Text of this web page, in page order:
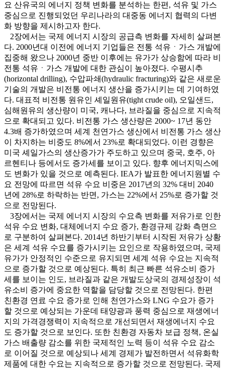
요 산유국의 에너지 정책 변화를 분석하는 한편, 석유 및 가스
중심으로 진행되었던 우리나라의 대중동 에너지 협력의 다변
화 방향을 제시하고자 한다.
2장에서는 국제 에너지 시장의 공급측 변화를 자세히 살펴본
다. 2000년대 이전에 에너지 기업들은 전통 석유ㆍ가스 개발에
집중해 왔으나 2000년 중반 이후에는 유가가 상승함에 따라 비
전통 석유ㆍ가스 개발에 대한 관심이 높아졌다. 수평시추
(horizontal drilling), 수압파쇄(hydraulic fracturing)와 같은 새로운
기술의 개발은 비전통 에너지 생산을 증가시키는 데 기여하였
다. 대표적 비전통 원유인 셰일원유(tight crude oil), 오일샌드,
심해원유의 생산량이 미국, 캐나다, 브라질을 중심으로 지속적
으로 확대되고 있다. 비전통 가스 생산량은 2000~ 17년 동안
4.3배 증가하였으며 세계 천연가스 생산에서 비전통 가스 생산
이 차지하는 비중도 8%에서 23%로 확대되었다. 이런 경향은
미국 셰일가스의 생산증가가 주도하고 있으며 중국, 호주, 아
르헨티나 등에서도 증가세를 보이고 있다. 향후 에너지믹스에
도 변화가 있을 것으로 예측된다. IEA가 발표한 에너지원별 수
요 전망에 따르면 석유 수요 비중은 2017년의 32% 대비 2040
년에 28%로 하락하는 반면, 가스는 22%에서 25%로 증가할 것
으로 전망된다.
3장에서는 국제 에너지 시장의 수요측 변화를 저유가로 인한
석유 수요 변화, 대체에너지 수요 증가, 환경규제 강화 측면으
로 구분하여 살펴본다. 2014년 하반기부터 시작된 저유가 상황
은 세계 석유 수요를 증가시키는 요인으로 작용하였으며, 국제
유가가 안정적인 수준으로 유지되면 세계 석유 수요는 지속적
으로 증가할 것으로 예상된다. 특히 최근 빠른 석유소비 증가
세를 보이는 인도, 브라질과 같은 개발도상국의 경제성장이 석
유소비 증가에 중요한 역할을 담당할 것으로 전망된다. 한편
친환경 연료 수요 증가로 인해 천연가스와 LNG 수요가 증가
할 것으로 예상되는 가운데 태양광과 풍력 중심으로 재생에너
지의 가격경쟁력이 지속적으로 개선되면서 재생에너지 수요
도 증가할 것으로 보인다. 또한 친환경 자동차 보급 정책, 온실
가스 배출량 감소를 위한 국제적인 노력 등이 석유 수요 감소
로 이어질 것으로 예상되나 세계 경제가 발전하면서 석유화학
제품에 대한 수요는 지속적으로 증가할 것으로 전망된다. 국제